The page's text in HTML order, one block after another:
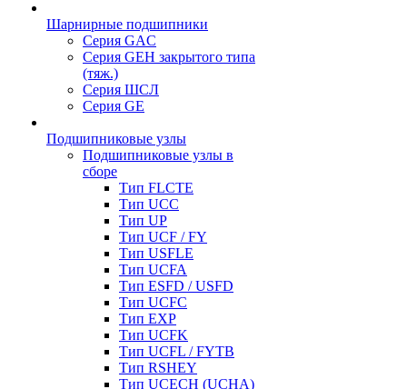
Шарнирные подшипники
Серия GAC
Серия GEH закрытого типа
(тяж.)
Серия ШСЛ
Серия GE
Подшипниковые узлы
Подшипниковые узлы в
сборе
Тип FLCTE
Тип UCC
Тип UP
Тип UCF / FY
Тип USFLE
Тип UCFA
Тип ESFD / USFD
Тип UCFC
Тип EXP
Тип UCFK
Тип UCFL / FYTB
Тип RSHEY
Тип UCECH (UCHA)